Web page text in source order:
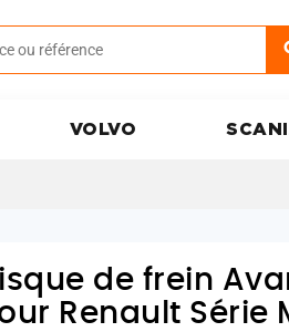
VOLVO
de frein
Renault Série